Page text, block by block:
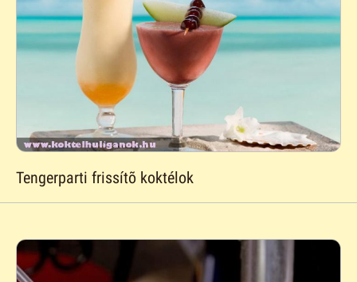
Tengerparti frissítõ koktélok